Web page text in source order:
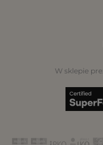
W sklepie